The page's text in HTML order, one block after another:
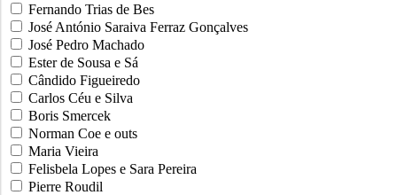
Fernando Trias de Bes
José António Saraiva Ferraz Gonçalves
José Pedro Machado
Ester de Sousa e Sá
Cândido Figueiredo
Carlos Céu e Silva
Boris Smercek
Norman Coe e outs
Maria Vieira
Felisbela Lopes e Sara Pereira
Pierre Roudil